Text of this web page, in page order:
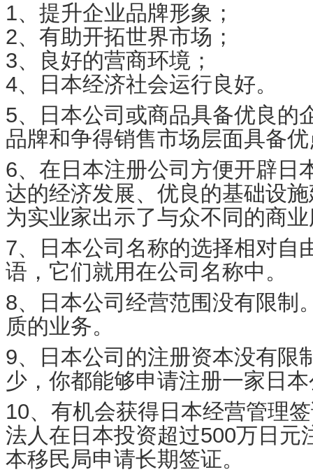
1、提升企业品牌形象；
2、有助开拓世界市场；
3、良好的营商环境；
4、日本经济社会运行良好。
5、日本公司或商品具备优良的
品牌和争得销售市场层面具备
6、在日本注册公司方便开辟日
达的经济发展、优良的基础设
为实业家出示了与众不同的商
7、日本公司名称的选择相对自
语，它们就用在公司名称中。
8、日本公司经营范围没有限制
质的业务。
9、日本公司的注册资本没有限
少，你都能够申请注册一家日
10、有机会获得日本经营管理
法人在日本投资超过500万日元
本移民局申请长期签证。